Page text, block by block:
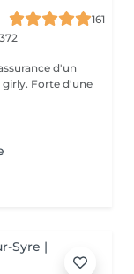
161
d'un
girly. Forte d'une